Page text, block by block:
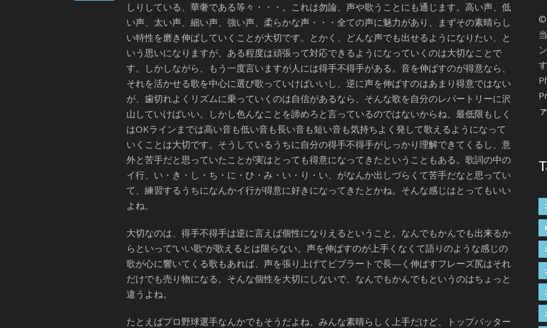
しりしている、華奢である等々・・・。これは勿論、声や歌うことにも通じます。高い声、低
い声、太い声、細い声、強い声、柔らかな声・・・全ての声に魅力があり、まずその素晴らし
い特性を磨き伸ばしていくことが大切です。とかく、どんな声でも出せるようになりたい、と
いう思いになりますが、ある程度は頑張って対応できるようになっていくのは大切なことで
す。しかしながら、もう一度言いますが人には得手不得手がある。音を伸ばすのが得意なら、
それを活かせる歌を中心に選び歌っていけばいいし、逆に声を伸ばすのはあまり得意ではない
が、歯切れよくリズムに乗っていくのは自信があるなら、そんな歌を自分のレパートリーに沢
山していけばいい。しかし色んなことを諦めろと言っているのではないからね、最低限もしく
はOKラインまでは高い音も低い音も長い音も短い音も気持ちよく発して歌えるようになって
いくことは大切です。そうしているうちに自分の得手不得手がしっかり理解できてくるし、意
外と苦手だと思っていたことが実はとっても得意になってきたということもある。歌詞の中の
イ行、い・き・し・ち・に・ひ・み・い・り・い、がなんか出しづらくて苦手だなと思ってい
て、練習するうちになんかイ行が得意に好きになってきたとかね。そんな感じはとってもいい
よね。
大切なのは、得手不得手は逆に言えば個性になりえるということ。なんでもかんでも出来るか
らといって“いい歌”が歌えるとは限らない。声を伸ばすのが上手くなくて語りのような感じの
歌が心に響いてくる歌もあれば、声を張り上げてビブラートで長―く伸ばすフレーズ尻はそれ
だけでも売り物になる。そんな個性を大切にしないで、なんでもかんでもというのはちょっと
違うよね。
たとえばプロ野球選手なんかでもそうだよね、みんな素晴らしく上手だけど、トップバッター
©
す